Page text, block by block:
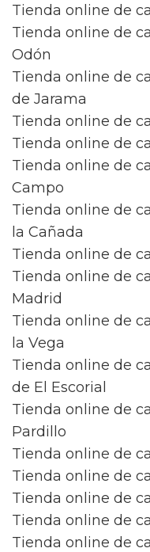
Tienda online de
Tienda online de
Odón
Tienda online de
de Jarama
Tienda online de
Tienda online de
Tienda online de
Campo
Tienda online de
la Cañada
Tienda online de
Tienda online de
Madrid
Tienda online de
la Vega
Tienda online de
de El Escorial
Tienda online de
Pardillo
Tienda online de
Tienda online de
Tienda online de
Tienda online de
Tienda online de